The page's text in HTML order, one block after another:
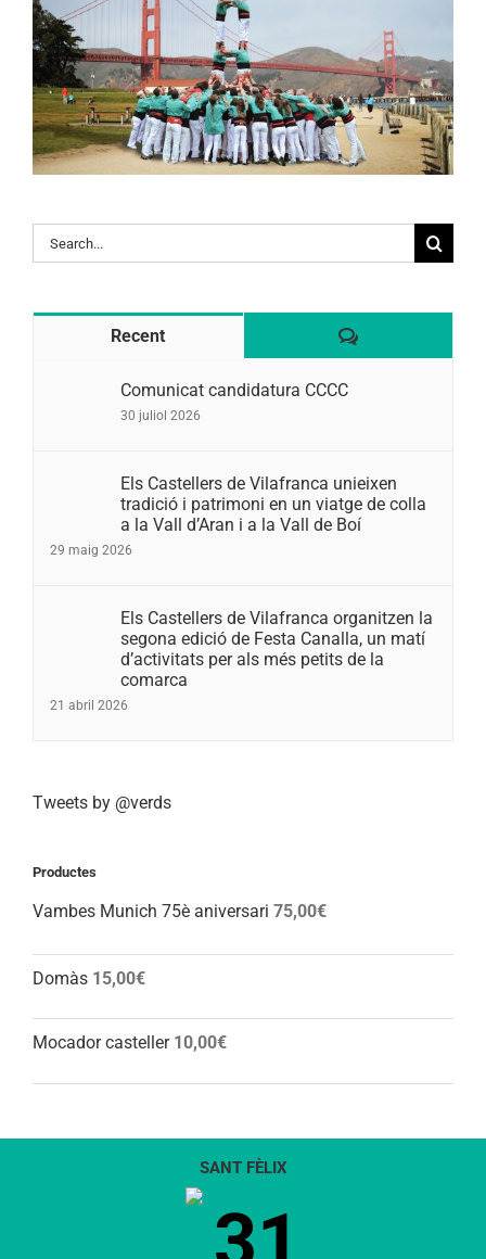
Search
for:
Recent Comentaris
Comunicat candidatura CCCC
30 juliol 2026
Els Castellers de Vilafranca unieixen
tradició i patrimoni en un viatge de colla
a la Vall d’Aran i a la Vall de Boí
29 maig 2026
Els Castellers de Vilafranca organitzen la
segona edició de Festa Canalla, un matí
d’activitats per als més petits de la
comarca
21 abril 2026
Tweets by @verds
Productes
Vambes Munich 75è aniversari 75,00€
Domàs 15,00€
Mocador casteller 10,00€
SANT FÈLIX